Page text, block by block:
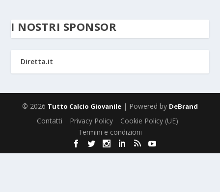
I NOSTRI SPONSOR
Diretta.it
© 2026 Tutto Calcio Giovanile | Powered by DeBrand
Contatti Privacy Policy
Cookie Policy (UE)
Termini e condizioni